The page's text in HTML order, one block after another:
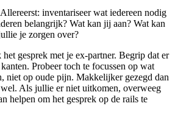
inventariseer wat iedereen nodig
belangrijk? Wat kan jij aan? Wat kan
je zorgen over?
gesprek met je ex-partner. Begrip dat er
Probeer toch te focussen op wat
niet op oude pijn. Makkelijker gezegd dan
Als jullie er niet uitkomen, overweeg
helpen om het gesprek op de rails te